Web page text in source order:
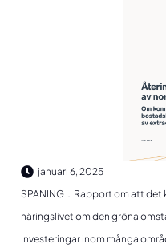
januari 6, 2025
SPANING … Rapport om att
näringslivet om den gröna
Investeringar inom många